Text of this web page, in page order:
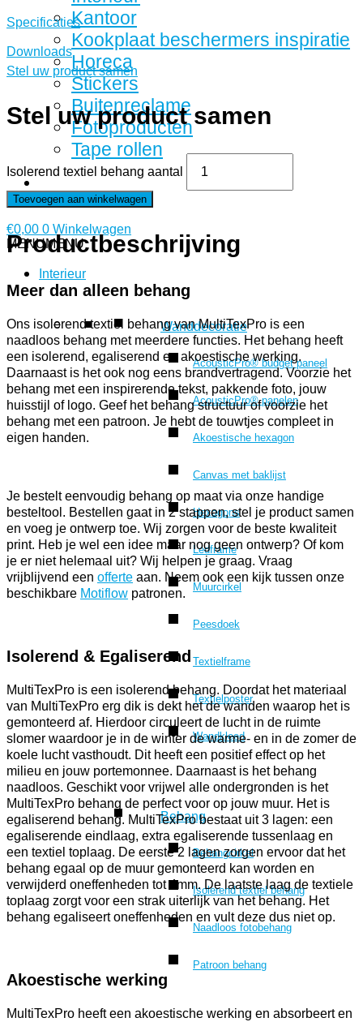
Kantoor
Kookplaat beschermers inspiratie
Horeca
Stickers
Buitenreclame
Fotoproducten
Tape rollen
€0,00 0 Winkelwagen
MENUMENU
Interieur
Wanddecoratie
AcousticPro® budget paneel
AcousticPro® panelen
Akoestische hexagon
Canvas met baklijst
Hexagons
Ledframe
Muurcirkel
Peesdoek
Textielframe
Textielposter
Wandkleed
Behang
Behangcirkel
Isolerend textiel behang
Naadloos fotobehang
Patroon behang
Specificaties
Downloads
Stel uw product samen
Stel uw product samen
Isolerend textiel behang aantal
Toevoegen aan winkelwagen
Productbeschrijving
Meer dan alleen behang
Ons isolerend textiel behang van MultiTexPro is een
naadloos behang met meerdere functies. Het behang heeft
een isolerend, egaliserend en akoestische werking.
Daarnaast is het ook nog eens brandvertragend. Voorzie het
behang met een inspirerende tekst, pakkende foto, jouw
huisstijl of logo. Geef het behang structuur of voorzie het
behang met een patroon. Je hebt de touwtjes compleet in
eigen handen.
Je bestelt eenvoudig behang op maat via onze handige
besteltool. Bestellen gaat in 2 stappen, stel je product samen
en voeg je ontwerp toe. Wij zorgen voor de beste kwaliteit
print. Heb je wel een idee maar nog geen ontwerp? Of kom
je er niet helemaal uit? Wij helpen je graag. Vraag
vrijblijvend een offerte aan. Neem ook een kijk tussen onze
beschikbare Motiflow patronen.
Isolerend & Egaliserend
MultiTexPro is een isolerend behang. Doordat het materiaal
van MultiTexPro erg dik is dekt het de wanden waarop het is
gemonteerd af. Hierdoor circuleert de lucht in de ruimte
slomer waardoor je in de winter de warme- en in de zomer de
koele lucht vasthoudt. Dit heeft een positief effect op het
milieu en jouw portemonnee. Daarnaast is het behang
naadloos. Geschikt voor vrijwel alle ondergronden is het
MultiTexPro behang de perfect voor op jouw muur. Het is
egaliserend behang. MultiTexPro bestaat uit 3 lagen: een
egaliserende eindlaag, extra egaliserende tussenlaag en
een textiel toplaag. De eerste 2 lagen zorgen ervoor dat het
behang egaal op de muur gemonteerd kan worden en
verwijderd oneffenheden tot 4mm. De laatste laag de textiele
toplaag zorgt voor een strak uiterlijk van het behang. Het
behang egaliseert oneffenheden en vult deze dus niet op.
Akoestische werking
MultiTexPro heeft een akoestische werking en absorbeert en